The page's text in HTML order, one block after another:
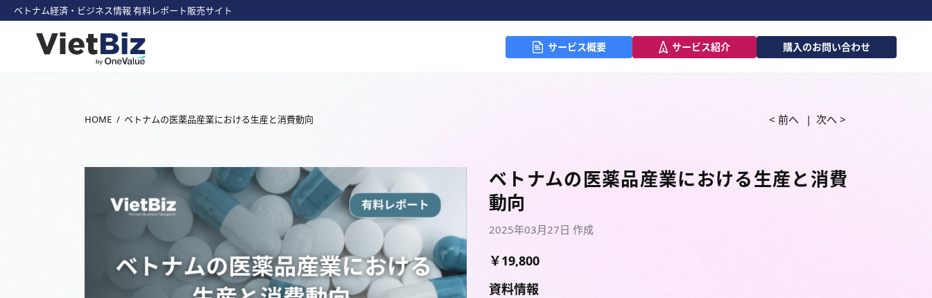
ベトナム経済・ビジネス情報 有料レポート販売サイト
サービス概要 サービス紹介 購入のお問い合わせ
HOME ベトナムの医薬品産業における生産と消費動向 < 前へ 次へ >
ベトナムの医薬品産業における生産と消費
動向
2025年03月27日 作成
￥19,800
資料情報